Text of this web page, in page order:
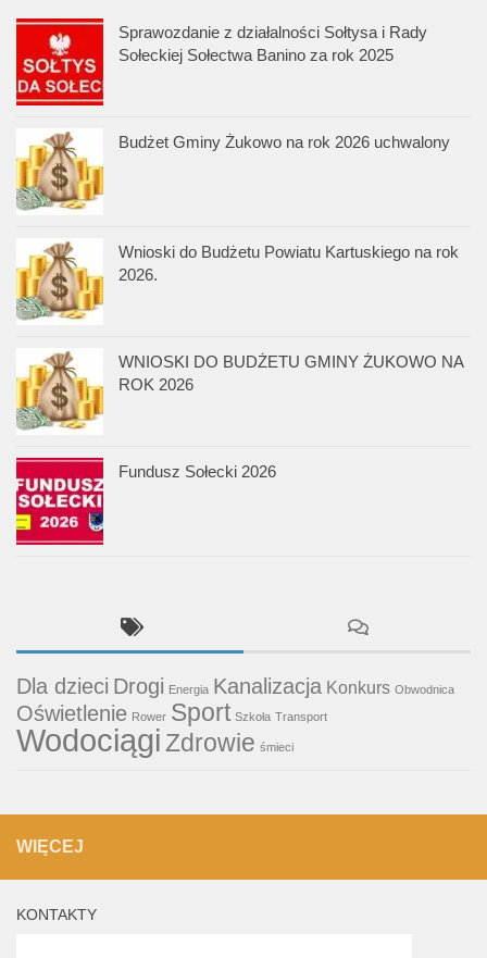
Sprawozdanie z działalności Sołtysa i Rady
Sołeckiej Sołectwa Banino za rok 2025
Budżet Gminy Żukowo na rok 2026 uchwalony
Wnioski do Budżetu Powiatu Kartuskiego na rok
2026.
WNIOSKI DO BUDŻETU GMINY ŻUKOWO NA
ROK 2026
Fundusz Sołecki 2026
Dla dzieci Drogi Energia Kanalizacja Konkurs Obwodnica
Oświetlenie Rower Sport Szkoła Transport
WodociągiZdrowie śmieci
WIĘCEJ
KONTAKTY